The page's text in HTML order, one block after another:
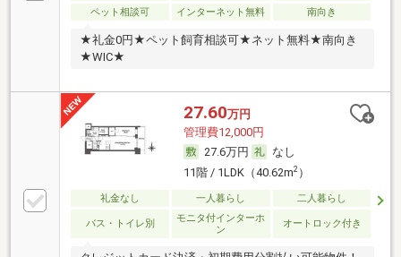
ペット相談可
インターネット無料 南向き
★礼金0円★ペット飼育相談可★ネット無料★南向き
★WIC★
27.60万円
管理費12,000円
27.6万円
なし
11階 / 1LDK（40.62m2）
礼金なし 一人暮らし 二人暮らし
バス・トイレ別
モニタ付インターホ
ン
オートロック付き